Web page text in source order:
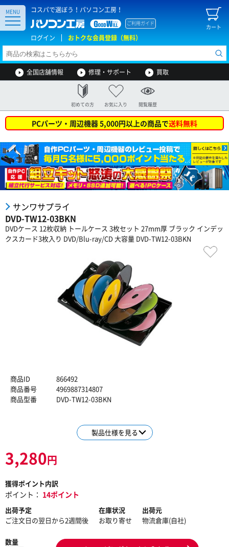
コスパで選ぼう！パソコン工房！
カート
ご利用ガイド
ログイン おトクな会員登録（無料）
MENU
全国店舗情報 修理・サポート 買取
初めての方 お気に入り 閲覧履歴
PCパーツ・周辺機器 5,000円以上の商品で送料無料
サンワサプライ
DVD-TW12-03BKN
DVDケース 12枚収納 トールケース 3枚セット 27mm厚 ブラック インデッ
クスカード3枚入り DVD/Blu-ray/CD 大容量 DVD-TW12-03BKN
商品ID
866492
商品番号
4969887314807
商品型番
DVD-TW12-03BKN
製品仕様を見る
3,280円
獲得ポイント内訳
ポイント： 14ポイント
出荷予定
ご注文日の翌日から2週間後
在庫状況
お取り寄せ
出荷元
物流倉庫(自社)
数量